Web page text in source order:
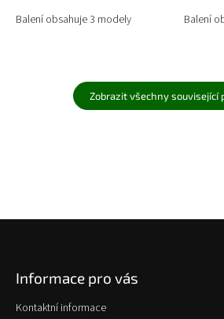
Balení obsahuje 3 modely Balení
Zobrazit všechny související
Informace pro vás
Kontaktní informace